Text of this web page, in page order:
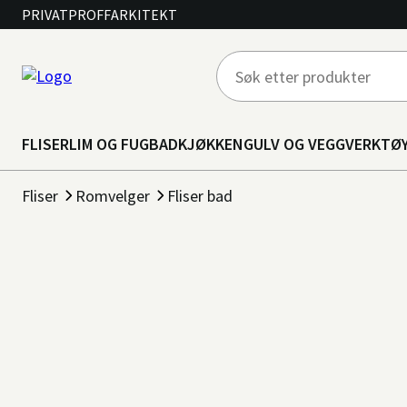
PRIVATPROFFARKITEKT
FLISERLIM OG FUGBADKJØKKENGULV OG VEGG
Fliser Romvelger Fliser bad